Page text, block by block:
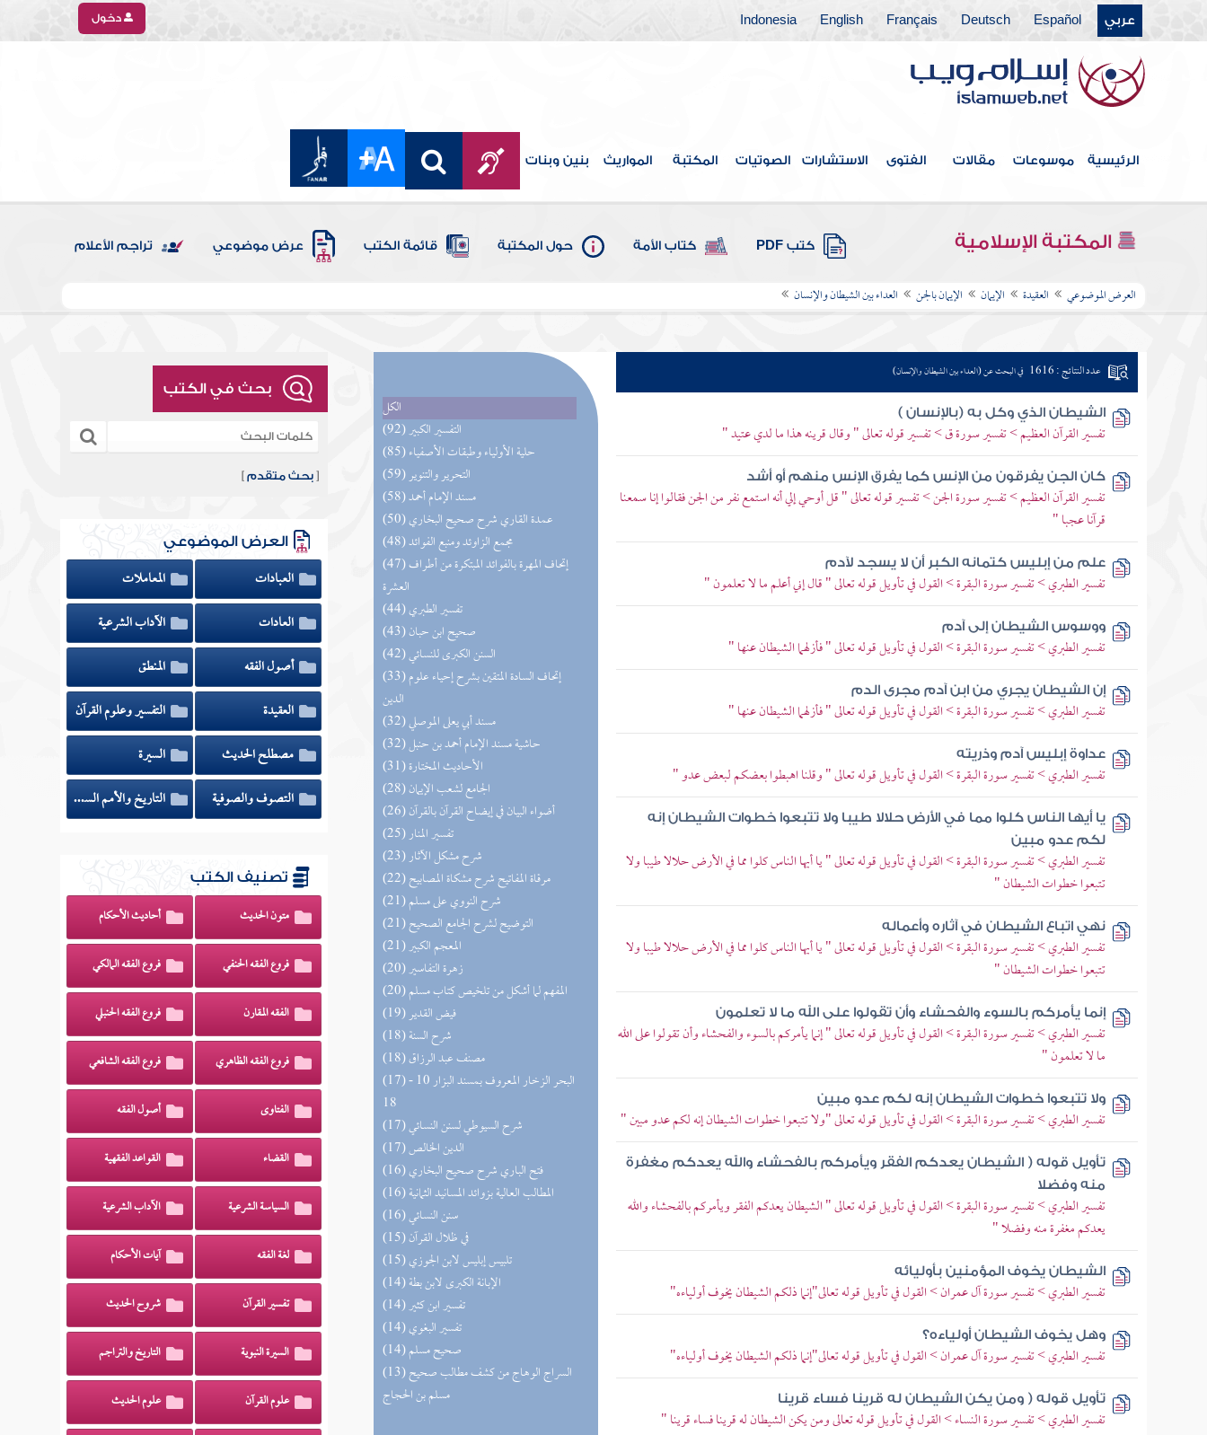
عربي Español
Deutsch
Français
English
Indonesia دخول
الرئيسية موسوعات مقالات الفتوى الاستشارات الصوتيات المكتبة المواريث بنين وبنات
المكتبة الإسلامية كتب PDF كتاب الأمة حول المكتبة قائمة الكتب عرض موضوعي تراجم الأعلام
العرض الموضوعي العقيدة الإيمان الإيمان بالجن العداء بين الشيطان والإنسان
الكل
(92) التفسير الكبير
(85) حلية الأولياء وطبقات الأصفياء
(59) التحرير والتنوير
(58) مسند الإمام أحمد
(50) عمدة القاري شرح صحيح البخاري
(48) مجمع الزاوئد ومنبع الفوائد
(47) إتحاف المهرة بالفوائد المبتكرة من أطراف
العشرة
(44) تفسير الطبري
(43) صحيح ابن حبان
(42) السنن الكبرى للنسائي
(33) إتحاف السادة المتقين بشرح إحياء علوم
الدين
(32) مسند أبي يعلى الموصلي
(32) حاشية مسند الإمام أحمد بن حنبل
(31) الأحاديث المختارة
(28) الجامع لشعب الإيمان
(26) أضواء البيان في إيضاح القرآن بالقرآن
(25) تفسير المنار
(23) شرح مشكل الآثار
(22) مرقاة المفاتيح شرح مشكاة المصابيح
(21) شرح النووي على مسلم
(21) التوضيح لشرح الجامع الصحيح
(21) المعجم الكبير
(20) زهرة التفاسير
(20) المفهم لما أشكل من تلخيص كتاب مسلم
(19) فيض القدير
(18) شرح السنة
(18) مصنف عبد الرزاق
(17) البحر الزخار المعروف بمسند البزار 10 -
18
(17) شرح السيوطي لسنن النسائي
(17) الدين الخالص
(16) فتح الباري شرح صحيح البخاري
(16) المطالب العالية بزوائد المسانيد الثمانية
(16) سنن النسائي
(15) في ظلال القرآن
(15) تلبيس إبليس لابن الجوزي
(14) الإبانة الكبرى لابن بطة
(14) تفسير ابن كثير
(14) تفسير البغوي
(14) صحيح مسلم
(13) السراج الوهاج من كشف مطالب صحيح
مسلم بن الحجاج
عدد النتائج : 1616 في البحث عن (العداء بين الشيطان والإنسان)
الشيطان الذي وكل به (بالإنسان )
تفسير القرآن العظيم > تفسير سورة ق > تفسير قوله تعالى " وقال قرينه هذا ما لدي عتيد "
كان الجن يفرقون من الإنس كما يفرق الإنس منهم أو أشد
تفسير القرآن العظيم > تفسير سورة الجن > تفسير قوله تعالى " قل أوحي إلي أنه استمع نفر من الجن فقالوا إنا سمعنا
قرآنا عجبا "
علم من إبليس كتمانه الكبر أن لا يسجد لآدم
تفسير الطبري > تفسير سورة البقرة > القول في تأويل قوله تعالى " قال إني أعلم ما لا تعلمون "
ووسوس الشيطان إلى آدم
تفسير الطبري > تفسير سورة البقرة > القول في تأويل قوله تعالى " فأزلهما الشيطان عنها "
إن الشيطان يجري من ابن آدم مجرى الدم
تفسير الطبري > تفسير سورة البقرة > القول في تأويل قوله تعالى " فأزلهما الشيطان عنها "
عداوة إبليس آدم وذريته
تفسير الطبري > تفسير سورة البقرة > القول في تأويل قوله تعالى " وقلنا اهبطوا بعضكم لبعض عدو "
يا أيها الناس كلوا مما في الأرض حلالا طيبا ولا تتبعوا خطوات الشيطان إنه
لكم عدو مبين
تفسير الطبري > تفسير سورة البقرة > القول في تأويل قوله تعالى " يا أيها الناس كلوا مما في الأرض حلالا طيبا ولا
تتبعوا خطوات الشيطان "
نهي اتباع الشيطان في آثاره وأعماله
تفسير الطبري > تفسير سورة البقرة > القول في تأويل قوله تعالى " يا أيها الناس كلوا مما في الأرض حلالا طيبا ولا
تتبعوا خطوات الشيطان "
إنما يأمركم بالسوء والفحشاء وأن تقولوا على الله ما لا تعلمون
تفسير الطبري > تفسير سورة البقرة > القول في تأويل قوله تعالى " إنما يأمركم بالسوء والفحشاء وأن تقولوا على الله
ما لا تعلمون "
ولا تتبعوا خطوات الشيطان إنه لكم عدو مبين
تفسير الطبري > تفسير سورة البقرة > القول في تأويل قوله تعالى "ولا تتبعوا خطوات الشيطان إنه لكم عدو مبين "
تأويل قوله ( الشيطان يعدكم الفقر ويأمركم بالفحشاء والله يعدكم مغفرة
منه وفضلا
تفسير الطبري > تفسير سورة البقرة > القول في تأويل قوله تعالى " الشيطان يعدكم الفقر ويأمركم بالفحشاء والله
يعدكم مغفرة منه وفضلا "
الشيطان يخوف المؤمنين بأوليائه
تفسير الطبري > تفسير سورة آل عمران > القول في تأويل قوله تعالى"إنما ذلكم الشيطان يخوف أولياءه"
وهل يخوف الشيطان أولياءه؟
تفسير الطبري > تفسير سورة آل عمران > القول في تأويل قوله تعالى"إنما ذلكم الشيطان يخوف أولياءه"
تأويل قوله ( ومن يكن الشيطان له قرينا فساء قرينا
تفسير الطبري > تفسير سورة النساء > القول في تأويل قوله تعالى ومن يكن الشيطان له قرينا فساء قرينا "
بحث في الكتب
[بحث متقدم ]
العرض الموضوعي
العبادات
المعاملات
العادات
الآداب الشرعية
أصول الفقه
المنطق
العقيدة
التفسير وعلوم القرآن
مصطلح الحديث
السيرة
التصوف والصوفية
التاريخ والأمم السابقة
تصنيف الكتب
متون الحديث أحاديث الأحكام
فروع الفقه الحنفي فروع الفقه المالكي
الفقه المقارن فروع الفقه الحنبلي
فروع الفقه الظاهري فروع الفقه الشافعي
الفتاوى أصول الفقه
القضاء القواعد الفقهية
السياسة الشرعية الآداب الشرعية
لغة الفقه آيات الأحكام
تفسير القرآن شروح الحديث
السيرة النبوية التاريخ والتراجم
علوم القرآن علوم الحديث